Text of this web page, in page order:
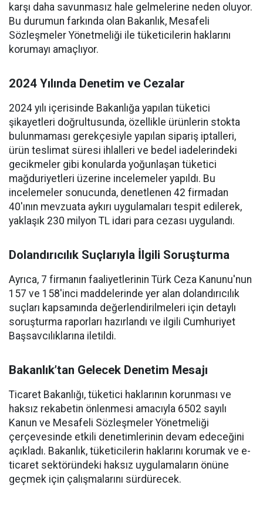
karşı daha savunmasız hale gelmelerine neden oluyor.
Bu durumun farkında olan Bakanlık, Mesafeli
Sözleşmeler Yönetmeliği ile tüketicilerin haklarını
korumayı amaçlıyor.
2024 Yılında Denetim ve Cezalar
2024 yılı içerisinde Bakanlığa yapılan tüketici
şikayetleri doğrultusunda, özellikle ürünlerin stokta
bulunmaması gerekçesiyle yapılan sipariş iptalleri,
ürün teslimat süresi ihlalleri ve bedel iadelerindeki
gecikmeler gibi konularda yoğunlaşan tüketici
mağduriyetleri üzerine incelemeler yapıldı. Bu
incelemeler sonucunda, denetlenen 42 firmadan
40'ının mevzuata aykırı uygulamaları tespit edilerek,
yaklaşık 230 milyon TL idari para cezası uygulandı.
Dolandırıcılık Suçlarıyla İlgili Soruşturma
Ayrıca, 7 firmanın faaliyetlerinin Türk Ceza Kanunu'nun
157 ve 158'inci maddelerinde yer alan dolandırıcılık
suçları kapsamında değerlendirilmeleri için detaylı
soruşturma raporları hazırlandı ve ilgili Cumhuriyet
Başsavcılıklarına iletildi.
Bakanlık’tan Gelecek Denetim Mesajı
Ticaret Bakanlığı, tüketici haklarının korunması ve
haksız rekabetin önlenmesi amacıyla 6502 sayılı
Kanun ve Mesafeli Sözleşmeler Yönetmeliği
çerçevesinde etkili denetimlerinin devam edeceğini
açıkladı. Bakanlık, tüketicilerin haklarını korumak ve e-
ticaret sektöründeki haksız uygulamaların önüne
geçmek için çalışmalarını sürdürecek.